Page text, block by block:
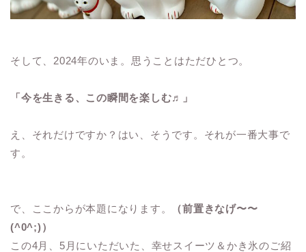
そして、2024年のいま。思うことはただひとつ。
「今を生きる、この瞬間を楽しむ♬」
え、それだけですか？はい、そうです。それが一番大事で
す。
で、ここからが本題になります。
（前置きなげ〜〜
(^0^;)）
この4月、5月にいただいた、幸せスイーツ＆かき氷のご紹